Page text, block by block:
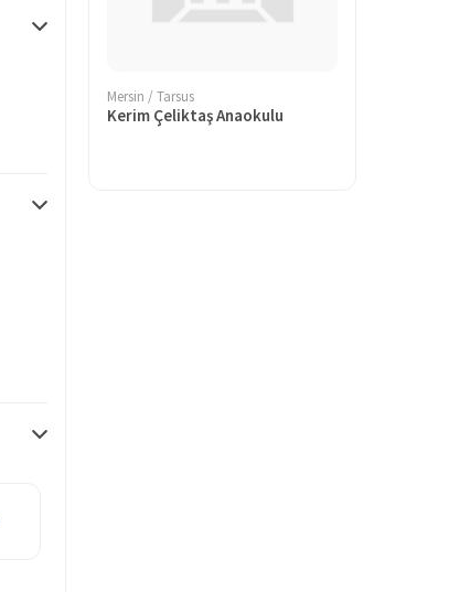
Mersin / Tarsus
Kerim Çeliktaş Anaokulu